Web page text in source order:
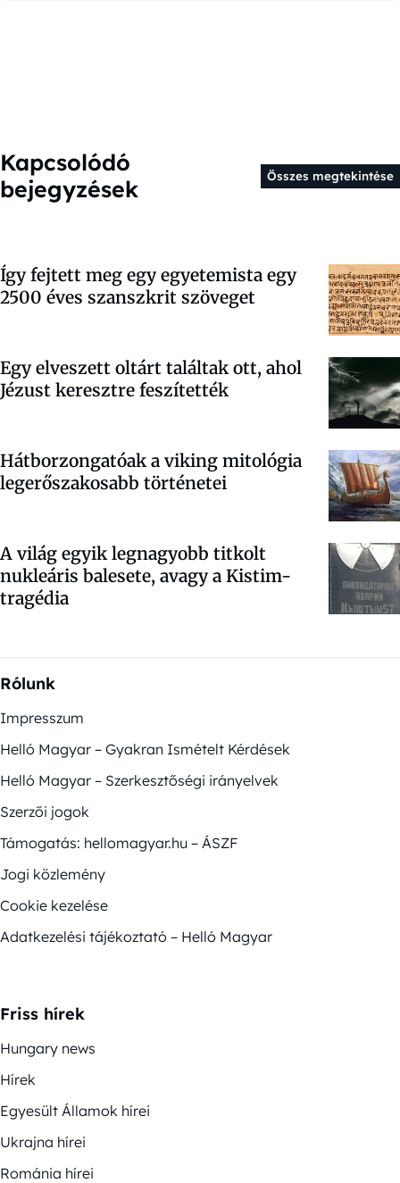
Kapcsolódó
bejegyzések
Összes megtekintése
Így fejtett meg egy egyetemista egy
2500 éves szanszkrit szöveget
Egy elveszett oltárt találtak ott, ahol
Jézust keresztre feszítették
Hátborzongatóak a viking mitológia
legerőszakosabb történetei
A világ egyik legnagyobb titkolt
nukleáris balesete, avagy a Kistim-
tragédia
Rólunk
Impresszum
Helló Magyar – Gyakran Ismételt Kérdések
Helló Magyar – Szerkesztőségi irányelvek
Szerzői jogok
Támogatás: hellomagyar.hu – ÁSZF
Jogi közlemény
Cookie kezelése
Adatkezelési tájékoztató – Helló Magyar
Friss hírek
Hungary news
Hírek
Egyesült Államok hírei
Ukrajna hírei
Románia hírei